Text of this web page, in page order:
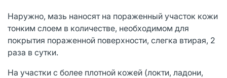
Наружно, мазь наносят на пораженный участок кожи
тонким слоем в количестве, необходимом для
покрытия пораженной поверхности, слегка втирая, 2
раза в сутки.
На участки с более плотной кожей (локти, ладони,